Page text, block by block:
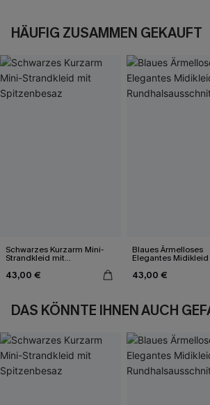
HÄUFIG ZUSAMMEN GEKAUFT
Schwarzes Kurzarm Mini-
Strandkleid mit
43,00 €
Blaues Ärmelloses
Elegantes
43,00 €
DAS KÖNNTE IHNEN AUCH